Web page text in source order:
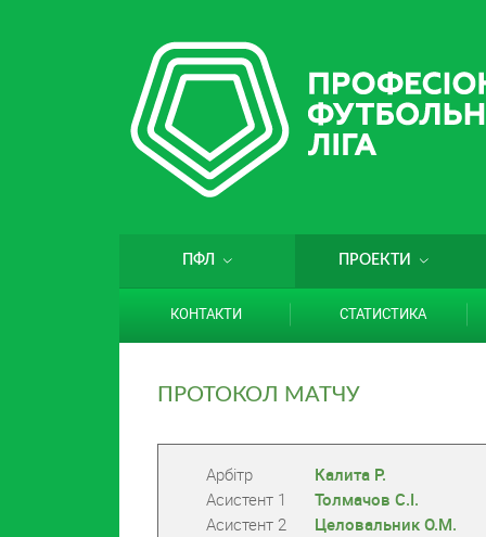
ПФЛ ПРОЕКТИ
КОНТАКТИ СТАТИСТИКА
ПРОТОКОЛ МАТЧУ
Арбітр
Калита Р.
Асистент 1
Толмачов С.І.
Асистент 2
Целовальник О.М.